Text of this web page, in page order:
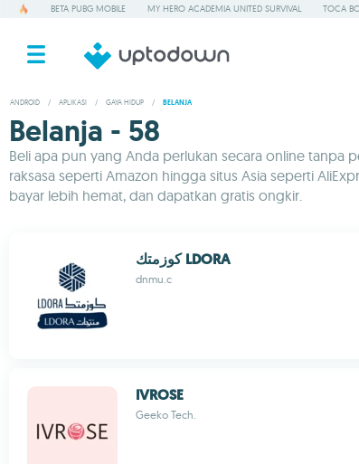
BETA PUBG MOBILE MY HERO ACADEMIA UNITED SURVIVAL TOCA
ANDROID / APLIKASI / GAYA HIDUP / BELANJA
Belanja - 58
Beli apa pun yang Anda perlukan secara online tanpa
raksasa seperti Amazon hingga situs Asia seperti
bayar lebih hemat, dan dapatkan gratis ongkir.
كوزمتك LDORA
dnmu.c
IVROSE
Geeko Tech.